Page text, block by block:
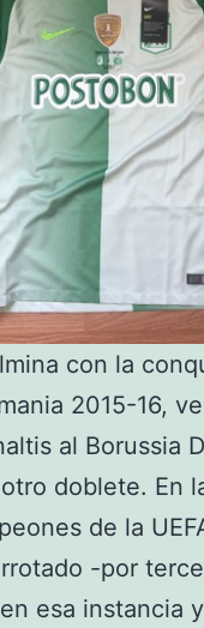
con la
2015-16,
al Borussia
doblete. En
de la
-por
esa instancia